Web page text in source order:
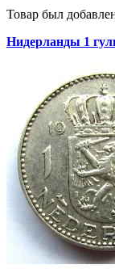
Товар был
Нидерланды 1